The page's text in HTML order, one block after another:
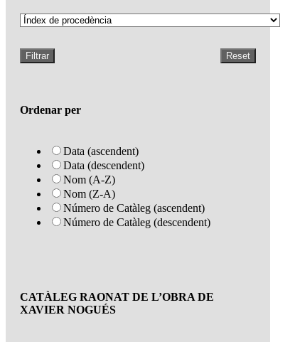
Filtrar Reset
Ordenar per
Data (ascendent)
Data (descendent)
Nom (A-Z)
Nom (Z-A)
Número de Catàleg (ascendent)
Número de Catàleg (descendent)
CATÀLEG RAONAT DE L’OBRA DE
XAVIER NOGUÉS